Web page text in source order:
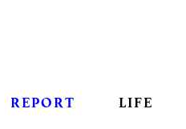
REPORT LIFE